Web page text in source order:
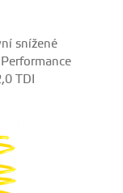
snížené
TDI